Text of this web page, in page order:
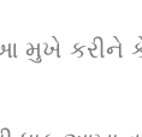
મુખે કરીને